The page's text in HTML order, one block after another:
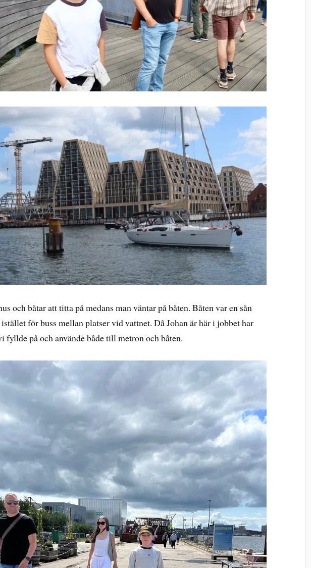
och båtar att titta på medans man väntar på båten. Båten var en sån
för buss mellan platser vid vattnet. Då Johan är här i jobbet har
fyllde på och använde både till metron och båten.